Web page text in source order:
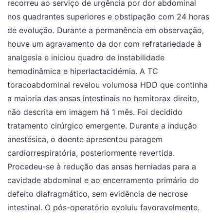
recorreu ao serviço de urgência por dor abdominal
nos quadrantes superiores e obstipação com 24 horas
de evolução. Durante a permanência em observação,
houve um agravamento da dor com refratariedade à
analgesia e iniciou quadro de instabilidade
hemodinâmica e hiperlactacidémia. A TC
toracoabdominal revelou volumosa HDD que continha
a maioria das ansas intestinais no hemitorax direito,
não descrita em imagem há 1 mês. Foi decidido
tratamento cirúrgico emergente. Durante a indução
anestésica, o doente apresentou paragem
cardiorrespiratória, posteriormente revertida.
Procedeu-se à redução das ansas herniadas para a
cavidade abdominal e ao encerramento primário do
defeito diafragmático, sem evidência de necrose
intestinal. O pós-operatório evoluiu favoravelmente.